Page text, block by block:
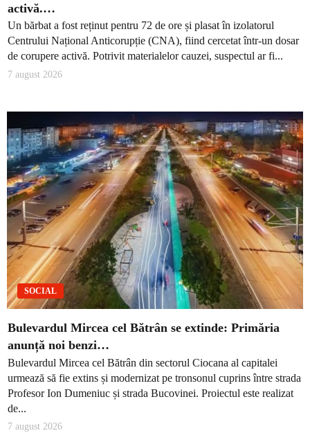
activă.…
Un bărbat a fost reținut pentru 72 de ore și plasat în izolatorul
Centrului Național Anticorupție (CNA), fiind cercetat într-un dosar
de corupere activă. Potrivit materialelor cauzei, suspectul ar fi...
7 august 2026
SOCIAL
Bulevardul Mircea cel Bătrân se extinde: Primăria
anunță noi benzi…
Bulevardul Mircea cel Bătrân din sectorul Ciocana al capitalei
urmează să fie extins și modernizat pe tronsonul cuprins între strada
Profesor Ion Dumeniuc și strada Bucovinei. Proiectul este realizat
de...
7 august 2026